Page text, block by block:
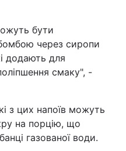
бути
через сиропи
додають для
смаку", -
з цих напоїв можуть
на порцію, що
газованої води.